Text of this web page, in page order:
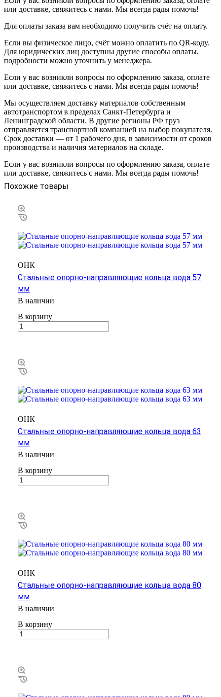
или доставке, свяжитесь с нами. Мы всегда рады помочь!
Для оплаты заказа вам необходимо получить счёт на оплату.
Если вы физическое лицо, счёт можно оплатить по QR-коду.
Для юридических лиц доступны другие способы оплаты,
подробности можно уточнить у менеджера.
Если у вас возникли вопросы по оформлению заказа, оплате
или доставке, свяжитесь с нами. Мы всегда рады помочь!
Мы осуществляем доставку материалов собственным
автотранспортом в пределах Санкт-Петербурга и
Ленинградской области. В другие регионы РФ груз
отправляется транспортной компанией на выбор покупателя.
Срок доставки — от 1 рабочего дня, в зависимости от сроков
производства и наличия материалов на складе.
Если у вас возникли вопросы по оформлению заказа, оплате
или доставке, свяжитесь с нами. Мы всегда рады помочь!
Похожие товары
ОНК
Стальные опорно-направляющие кольца вода 57
мм
В наличии
В корзину
ОНК
Стальные опорно-направляющие кольца вода 63
мм
В наличии
В корзину
ОНК
Стальные опорно-направляющие кольца вода 80
мм
В наличии
В корзину